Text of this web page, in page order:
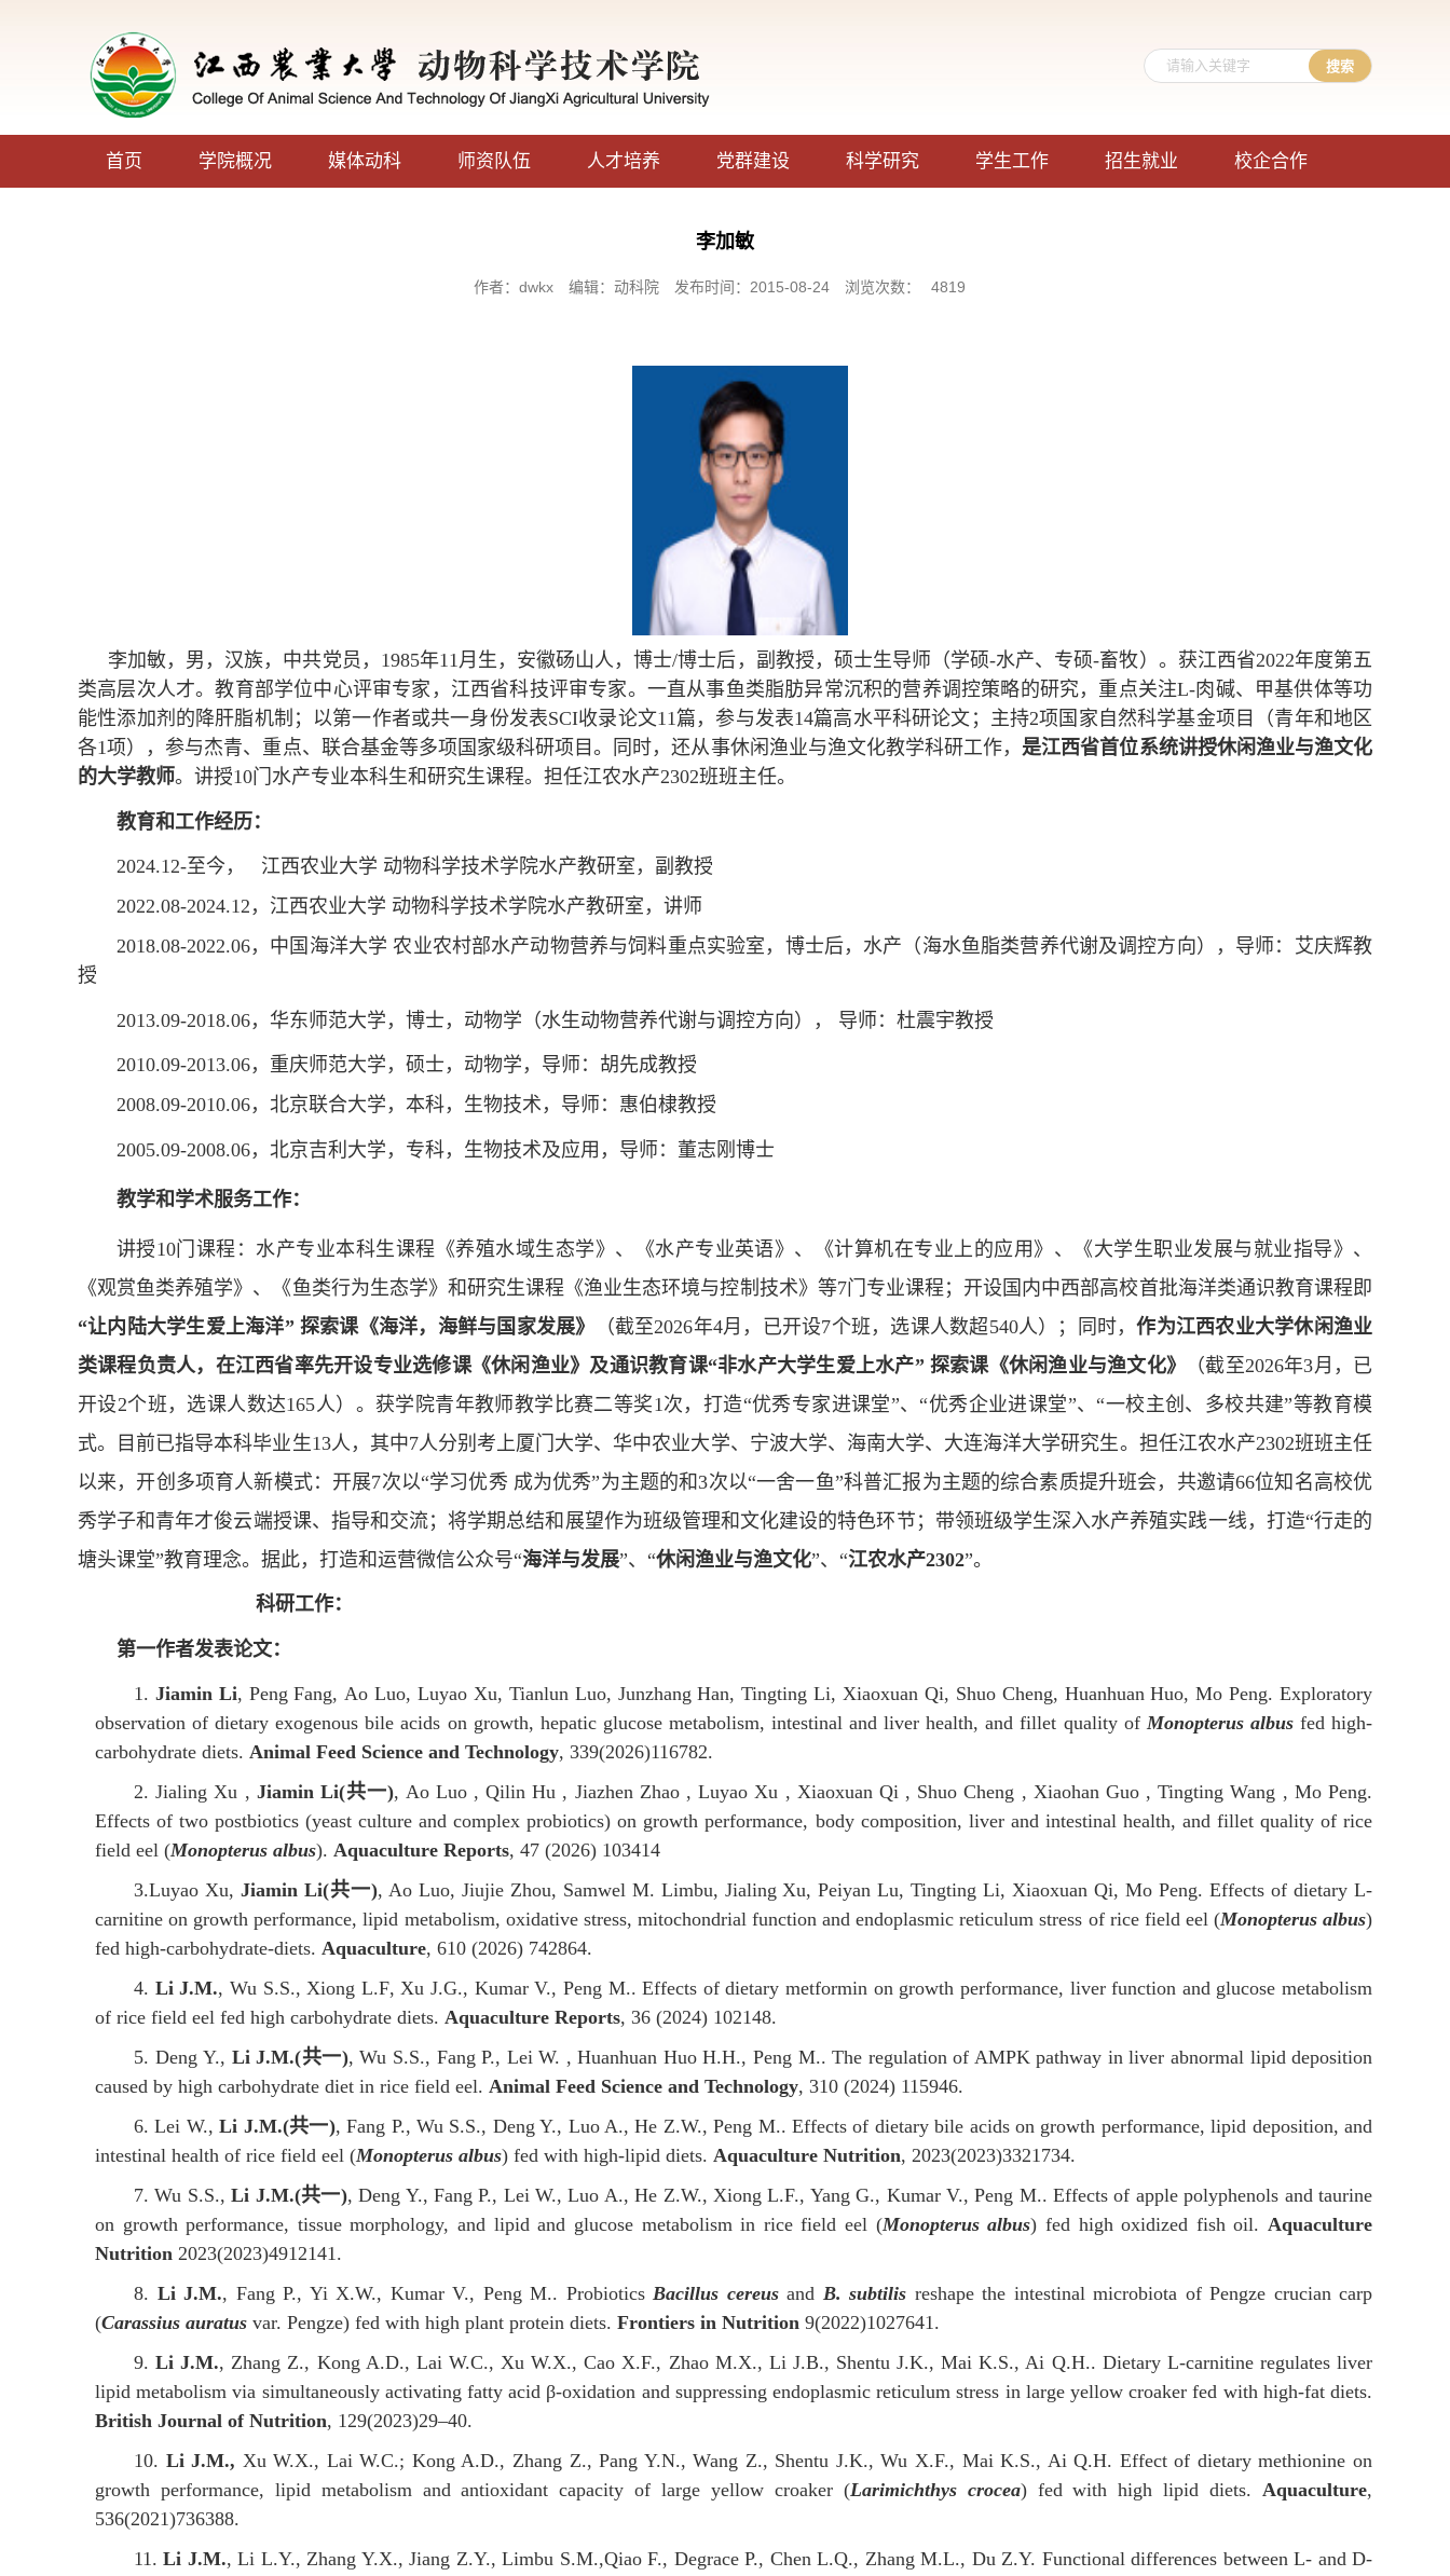
首页 学院概况 媒体动科 师资队伍 人才培养 党群建设 科学研究 学生工作 招生就业 校企合作
李加敏
作者：dwkx 编辑：动科院 发布时间：2015-08-24 浏览次数： 4819
李加敏，男，汉族，中共党员， 1985年11月生，安徽砀山人，博士/博士后，副教授，硕士生导师（学硕-水产、专硕-畜牧）。获江西省2022年度第五
类高层次人才。教育部学位中心评审专家，江西省科技评审专家。一直从事鱼类脂肪异常沉积的营养调控策略的研究，重点关注L-肉碱、 甲基供体等功
能性添加剂的降肝脂机制；以第一作者或共一身份发表SCI收录论文11篇，参与发表14篇高水平科研论文；主持2项国家自然科学基金项目（青年和地区
各1项 ），参与杰青、重点、联合基金等多项国家级科研项目。同时，还从事休闲渔业与渔文化教学科研工作， 是江西省首位系统讲授休闲渔业与渔文化
的大学教师。讲授10门水产专业本科生和研究生课程。担任江农水产2302班班主任。
教育和工作经历：
2024.12-至今， 江西农业大学 动物科学技术学院水产教研室 ， 副教授
2022.08-2024.12 ，江西农业大学 动物科学技术学院水产教研室 ，讲师
2018.08-2022.06，中国海洋大学 农业农村部水产动物营养与饲料重点实验室，博士后，水产（海水鱼脂类营养代谢及调控方向），导师：艾庆辉教
授
2013.09-2018.06，华东师范大学，博士，动物学（水生动物营养代谢与调控方向）， 导师：杜震宇教授
2010.09-2013.06，重庆师范大学，硕士，动物学，导师：胡先成教授
2008.09-2010.06，北京联合大学，本科，生物技术，导师：惠伯棣教授
2005.09-2008.06，北京吉利大学，专科，生物技术及应用，导师：董志刚博士
教学和学术服务工作：
讲授10门课程： 水产专业本科生课程《养殖水域生态学》、《水产专业英语》、《计算机在专业上的应用》、《大学生职业发展与就业指导》、
《观赏鱼类养殖学》、《鱼类行为生态学》和研究生课程《渔业生态环境与控制技术》等7门专业课程；开设国内中西部高校首批海洋类通识教育课程即
“让内陆大学生爱上海洋” 探索课《海洋，海鲜与 国家发展》 （截至2026年4月，已开设7个班，选课人数超540人） ；同时，作为江西农业大学休闲渔业
类课程负责人，在江西省率先开设专业选修课《休闲渔业》及通识教育课“非水产大学生爱上水产” 探索课《休闲渔业与渔文化》 （截至2026年3月，已
开设2个班，选课人数达165人）。获学院青年教师教学比赛二等奖1次 ，打造“优秀专家进课堂”、“优秀企业进课堂”、“一校主创、多校共建”等教育模
式。目前已指导本科毕业生13人，其中7人分别考上厦门大学、华中农业大学、宁波大学、海南大学、大连海洋大学研究生。 担任江农水产2302班班主任
以来，开创多项育人新模式：开展7次以“学习优秀 成为优秀”为主题的和3次以“一舍一鱼”科普汇报为主题的综合素质提升班会，共邀请66位知名高校优
秀学子和青年才俊云端授课、指导和交流；将学期总结和展望作为班级管理和文化建设的特色环节；带领班级学生深入水产养殖实践一线，打造“行走的
塘头课堂”教育理念。据此，打造和运营微信公众号“海洋与发展”、“休闲渔业与渔文化”、“江农水产2302”。
科研工作：
第一作者发表论文：
1. Jiamin Li, Peng Fang, Ao Luo, Luyao Xu, Tianlun Luo, Junzhang Han, Tingting Li, Xiaoxuan Qi, Shuo Cheng, Huanhuan Huo, Mo Peng.Exploratory
observation of dietary exogenous bile acids on growth, hepatic glucose metabolism, intestinal and liver health, and fillet quality ofMonopterus albusfed high-
carbohydrate diets. Animal Feed Science and Technology, 339(2026)116782.
2.Jialing Xu , Jiamin Li(共一), Ao Luo , Qilin Hu , Jiazhen Zhao , Luyao Xu , Xiaoxuan Qi , Shuo Cheng , Xiaohan Guo , Tingting Wang , Mo Peng.
Effects of two postbiotics (yeast culture and complex probiotics) on growth performance, body composition, liver and intestinal health, and fillet quality of rice
field eel (Monopterus albus). Aquaculture Reports, 47 (2026) 103414
3.Luyao Xu, Jiamin Li(共一), Ao Luo, Jiujie Zhou, Samwel M. Limbu, Jialing Xu, Peiyan Lu, Tingting Li, Xiaoxuan Qi, Mo Peng. Effects of dietary L-
carnitine on growth performance, lipid metabolism, oxidative stress, mitochondrial function and endoplasmic reticulum stress of rice field eel (Monopterus albus)
fed high-carbohydrate-diets. Aquaculture, 610 (2026) 742864.
4. Li J.M., Wu S.S., Xiong L.F, Xu J.G., KumarV., Peng M..Effects of dietary metformin on growth performance, liver function and glucose metabolism
of rice field eel fed high carbohydrate diets. Aquaculture Reports, 36 (2024) 102148.
5. DengY., Li J.M.(共一), Wu S.S., Fang P., Lei W. , Huanhuan HuoH.H., Peng M..The regulation of AMPK pathway in liver abnormal lipid deposition
caused by high carbohydrate diet in rice field eel. Animal Feed Science and Technology, 310 (2024) 115946.
6.Lei W.,Li J.M.(共一), Fang P., Wu S.S., Deng Y., Luo A., He Z.W., Peng M.. Effects of dietary bile acids on growth performance, lipid deposition, and
intestinal health of rice field eel (Monopterus albus) fed with high-lipid diets. Aquaculture Nutrition, 2023(2023)3321734.
7. Wu S.S.,Li J.M.(共一), Deng Y., Fang P., Lei W., Luo A., He Z.W., Xiong L.F., Yang G., Kumar V., Peng M.. Effects of apple polyphenols and taurine
on growth performance, tissue morphology, and lipid and glucose metabolism in rice field eel (Monopterus albus) fed high oxidized fish oil.Aquaculture
Nutrition 2023(2023)4912141.
8. Li J.M., Fang P., Yi X.W., Kumar V., Peng M.. Probiotics Bacillus cereusand B. subtilis reshape the intestinal microbiota of Pengze crucian carp
(Carassius auratus var. Pengze) fed with high plant protein diets. Frontiers in Nutrition 9(2022)1027641.
9. Li J.M., Zhang Z., Kong A.D., Lai W.C., Xu W.X., Cao X.F., Zhao M.X., Li J.B., Shentu J.K., Mai K.S., Ai Q.H.. Dietary L-carnitine regulates liver
lipid metabolism via simultaneously activating fatty acid β-oxidation and suppressing endoplasmic reticulum stress in large yellow croaker fed with high-fat diets.
British Journal of Nutrition, 129(2023)29–40.
10. Li J.M., Xu W.X., Lai W.C.; Kong A.D., Zhang Z., Pang Y.N., Wang Z., Shentu J.K., Wu X.F., Mai K.S., Ai Q.H. Effect of dietary methionine on
growth performance, lipid metabolism and antioxidant capacity of large yellow croaker (Larimichthys crocea) fed with high lipid diets.Aquaculture,
536(2021)736388.
11.Li J.M., Li L.Y., Zhang Y.X., Jiang Z.Y., Limbu S.M.,Qiao F., Degrace P., Chen L.Q., Zhang M.L., Du Z.Y. Functional differences between L- and D-